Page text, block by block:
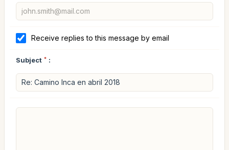
Receive replies to this message by email
Subject * :